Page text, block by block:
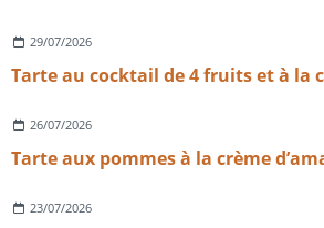
29/07/2026
26/07/2026
23/07/2026